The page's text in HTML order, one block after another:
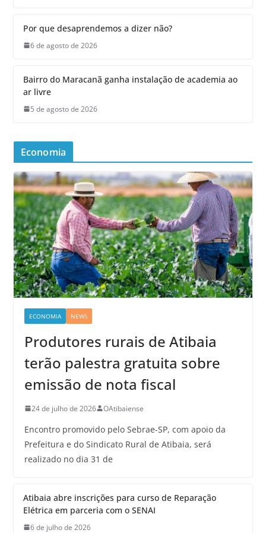
Por que desaprendemos a dizer não?
6 de agosto de 2026
Bairro do Maracanã ganha instalação de academia ao
ar livre
5 de agosto de 2026
Economia
ECONOMIA NEWS
Produtores rurais de Atibaia
terão palestra gratuita sobre
emissão de nota fiscal
24 de julho de 2026 OAtibaiense
Encontro promovido pelo Sebrae-SP, com apoio da
Prefeitura e do Sindicato Rural de Atibaia, será
realizado no dia 31 de
Atibaia abre inscrições para curso de Reparação
Elétrica em parceria com o SENAI
6 de julho de 2026